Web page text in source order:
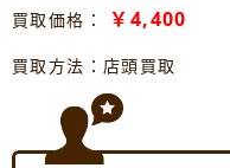
買取価格： ￥4,400
買取方法：店頭買取